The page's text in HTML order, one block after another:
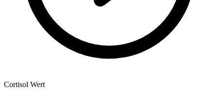
Cortisol Wert